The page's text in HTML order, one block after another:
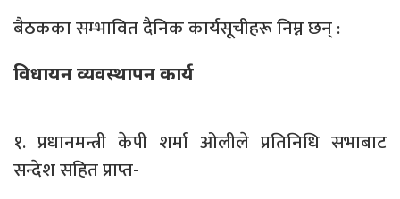
बैठकका सम्भावित दैनिक कार्यसूचीहरू निम्न छन् :
विधायन व्यवस्थापन कार्य
१. प्रधानमन्त्री केपी शर्मा ओलीले प्रतिनिधि सभाबाट
सन्देश सहित प्राप्त-